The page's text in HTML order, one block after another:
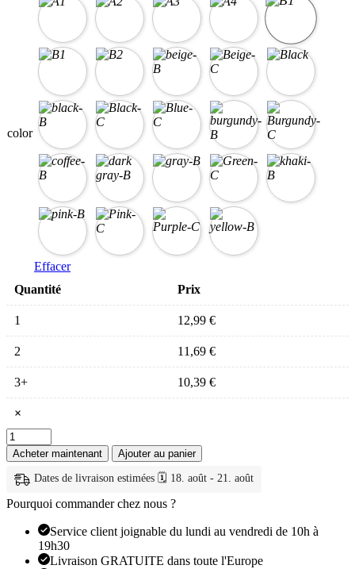
color
Effacer
Quantité
Prix
1 12,99 €
2 11,69 €
3+ 10,39 €
×
quantité
de
chouchou
cheveux
Chouchou
grosses
perles
Acheter maintenant Ajouter au panier
Dates de livraison estimées 🗓️ 18. août - 21. août
Pourquoi commander chez nous ?
Service client joignable du lundi au vendredi de 10h à
19h30
Livraison GRATUITE dans toute l'Europe